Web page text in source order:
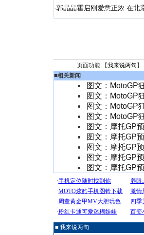
·郭晶晶霍启刚爱意正浓 在北
页面功能 【我来说两句 】
■相关新闻
图文：MotoGP
图文：MotoGP
图文：MotoGP
图文：MotoGP
图文：摩托GP
图文：摩托GP
图文：摩托GP
图文：摩托GP
图文：摩托GP
■ 我来说两句